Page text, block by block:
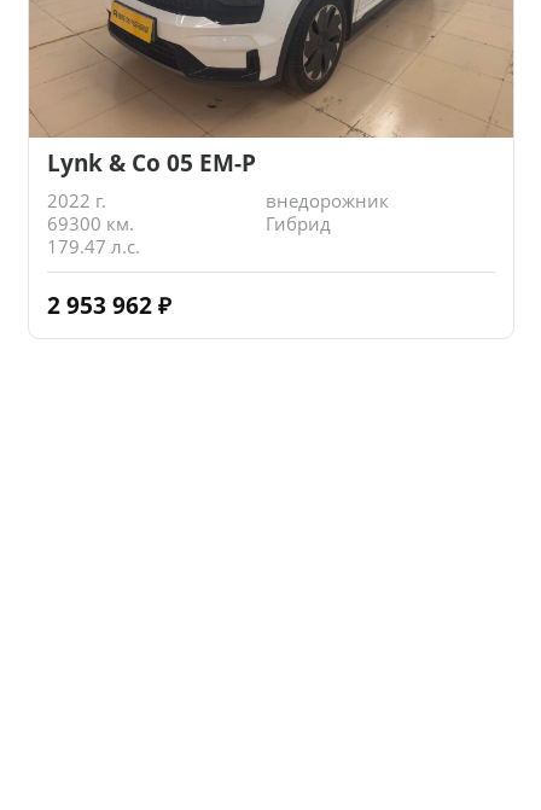
Lynk & Co 05 EM-P
2022 г.
внедорожник
69300 км.
Гибрид
179.47 л.с.
2 953 962 ₽